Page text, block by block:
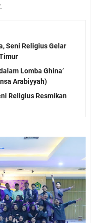
Seni Religius Gelar
Lomba Ghina’
Arabiyyah)
Religius Resmikan